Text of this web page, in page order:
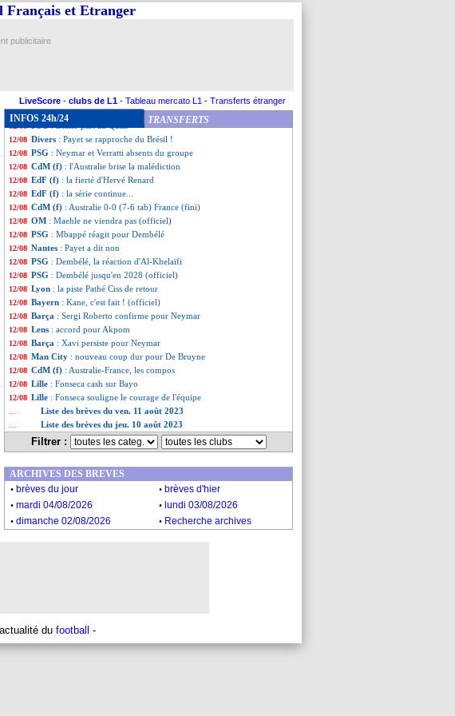
Français et Etranger
publicitaire
LiveScore - clubs de L1 - Tableau mercato L1 - Transferts étranger
INFOS 24h/24 TRANSFERTS
12/08 Ang.: Arsenal réussit son entrée en lice
12/08 Troyes: Odobert file à Burnley (officiel)
12/08 L2: coup d'envoi reporté pour Rodez-ASSE
12/08 Montpellier: West Ham veut aussi Wahi
12/08 EdF (f): K. Dali - "je suis effondrée"
12/08 Divers : Payet se rapproche du Brésil !
12/08 PSG : Neymar et Verratti absents du groupe
12/08 CdM (f) : l'Australie brise la malédiction
12/08 EdF (f) : la fierté d'Hervé Renard
12/08 EdF (f) : la série continue...
12/08 CdM (f) : Australie 0-0 (7-6 tab) France (fini)
12/08 OM : Maehle ne viendra pas (officiel)
12/08 PSG : Mbappé réagit pour Dembélé
12/08 Nantes : Payet a dit non
12/08 PSG : Dembélé, la réaction d'Al-Khelaïfi
12/08 PSG : Dembélé jusqu'en 2028 (officiel)
12/08 Lyon : la piste Pathé Ciss de retour
12/08 Bayern : Kane, c'est fait ! (officiel)
12/08 Barça : Sergi Roberto confirme pour Neymar
12/08 Lens : accord pour Akpom
12/08 Barça : Xavi persiste pour Neymar
12/08 Man City : nouveau coup dur pour De Bruyne
12/08 CdM (f) : Australie-France, les compos
12/08 Lille : Fonseca cash sur Bayo
12/08 Lille : Fonseca souligne le courage de l'équipe
Liste des brèves du ven. 11 août 2023
Liste des brèves du jeu. 10 août 2023
Filtrer :
ARCHIVES DES BREVES
. brèves du jour . brèves d'hier
. mardi 04/08/2026 . lundi 03/08/2026
. dimanche 02/08/2026 . Recherche archives
du football -